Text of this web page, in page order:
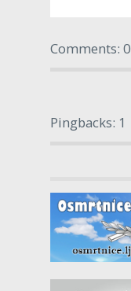
Comments: 0
Pingbacks: 1